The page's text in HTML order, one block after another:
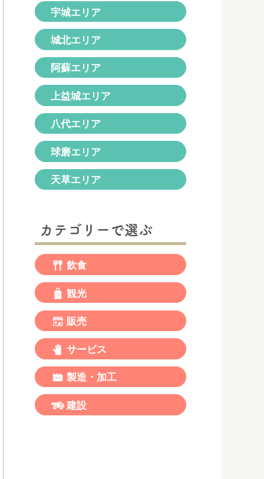
宇城エリア
城北エリア
阿蘇エリア
上益城エリア
八代エリア
球磨エリア
天草エリア
カテゴリーで選ぶ
飲食
観光
販売
サービス
製造・加工
建設